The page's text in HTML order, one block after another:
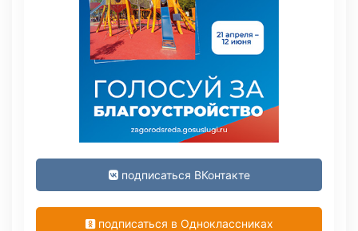
подписаться ВКонтакте
подписаться в Одноклассниках